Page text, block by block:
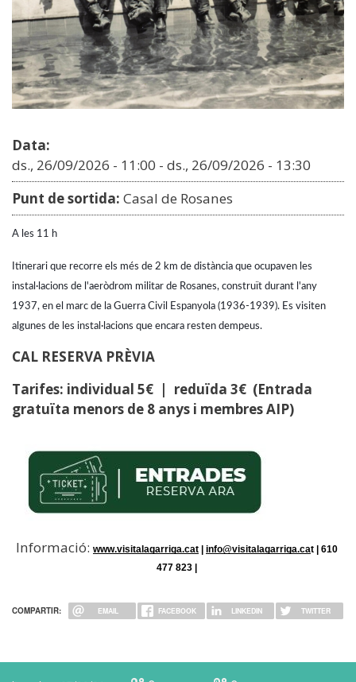
Data:
ds., 26/09/2026 - 11:00 - ds., 26/09/2026 - 13:30
Punt de sortida: Casal de Rosanes
A les 11 h
Itinerari que recorre els més de 2 km de distància que ocupaven les
instal·lacions de l'aeròdrom militar de Rosanes, construït durant l'any
1937, en el marc de la Guerra Civil Espanyola (1936-1939). Es visiten
algunes de les instal·lacions que encara resten dempeus.
CAL RESERVA PRÈVIA
Tarifes: individual 5€ | reduïda 3€ (Entrada
gratuïta menors de 8 anys i membres AIP)
Informació: www.visitalagarriga.cat info@visitalagarriga.cat | 610
477 823 |
COMPARTIR: EMAIL FACEBOOK LINKEDIN TWITTER